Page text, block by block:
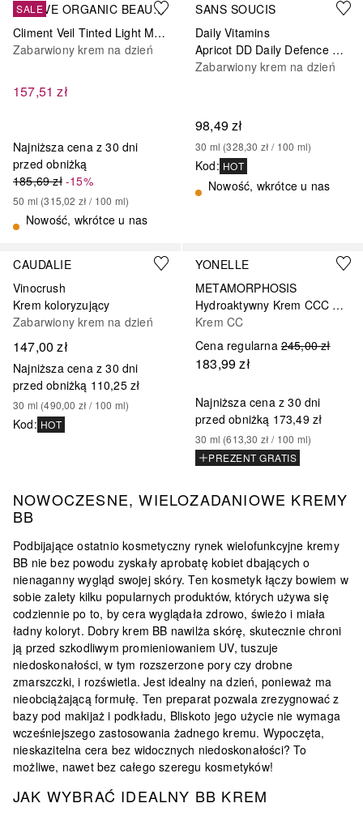
EVOLVE ORGANIC BEAUTY
Climent Veil Tinted Light Medium
Zabarwiony krem na dzień
157,51 zł
Najniższa cena z 30 dni
przed obniżką
185,69 zł-15%
50 ml (315,02 zł / 100 ml)
Nowość, wkrótce u nas
SALE
SANS SOUCIS
Daily Vitamins
Apricot DD Daily Defence Cream Light SPF 25
Zabarwiony krem na dzień
98,49 zł
30 ml (328,30 zł / 100 ml)
Kod: HOT
Nowość, wkrótce u nas
CAUDALIE
Vinocrush
Krem koloryzujący
Zabarwiony krem na dzień
147,00 zł
Najniższa cena z 30 dni
przed obniżką 110,25 zł
30 ml (490,00 zł / 100 ml)
Kod: HOT
Sponsorowany
YONELLE
METAMORPHOSIS
Hydroaktywny Krem CCC SPF 50
Krem CC
Cena regularna 245,00 zł
183,99 zł
Najniższa cena z 30 dni
przed obniżką 173,49 zł
30 ml (613,30 zł / 100 ml)
PREZENT GRATIS
NOWOCZESNE, WIELOZADANIOWE KREMY
BB
Podbijające ostatnio kosmetyczny rynek wielofunkcyjne kremy
BB nie bez powodu zyskały aprobatę kobiet dbających o
nienaganny wygląd swojej skóry. Ten kosmetyk łączy bowiem w
sobie zalety kilku popularnych produktów, których używa się
codziennie po to, by cera wyglądała zdrowo, świeżo i miała
ładny koloryt. Dobry krem BB nawilża skórę, skutecznie chroni
ją przed szkodliwym promieniowaniem UV, tuszuje
niedoskonałości, w tym rozszerzone pory czy drobne
zmarszczki, i rozświetla. Jest idealny na dzień, ponieważ ma
nieobciążającą formułę. Ten preparat pozwala zrezygnować z
bazy pod makijaż i podkładu, Bliskoto jego użycie nie wymaga
wcześniejszego zastosowania żadnego kremu. Wypoczęta,
nieskazitelna cera bez widocznych niedoskonałości? To
możliwe, nawet bez całego szeregu kosmetyków!
JAK WYBRAĆ IDEALNY BB KREM